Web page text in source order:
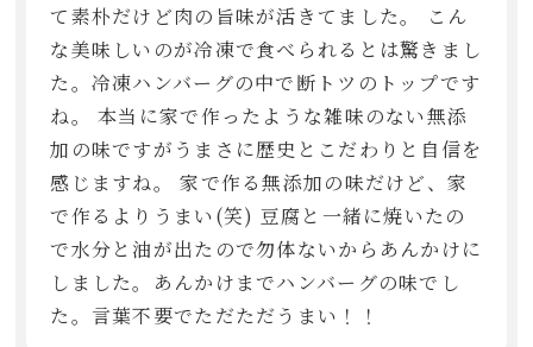
て素朴だけど肉の旨味が活きてました。 こん
な美味しいのが冷凍で食べられるとは驚きまし
た。冷凍ハンバーグの中で断トツのトップです
ね。 本当に家で作ったような雑味のない無添
加の味ですがうまさに歴史とこだわりと自信を
感じますね。 家で作る無添加の味だけど、家
で作るよりうまい(笑) 豆腐と一緒に焼いたの
で水分と油が出たので勿体ないからあんかけに
しました。あんかけまでハンバーグの味でし
た。言葉不要でただただうまい！！